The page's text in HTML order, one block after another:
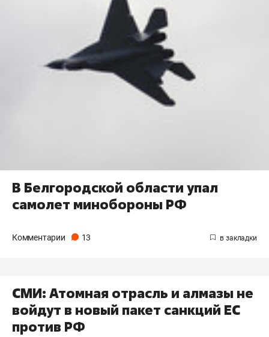
В Белгородской области упал
самолет минобороны РФ
Комментарии 13
СМИ: Атомная отрасль и алмазы не
войдут в новый пакет санкций ЕС
против РФ